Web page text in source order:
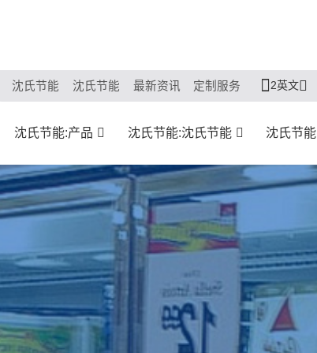
沈氏节能 沈氏节能 最新资讯 定制服务 2英文
沈氏节能:产品 沈氏节能:沈氏节能 沈氏节能